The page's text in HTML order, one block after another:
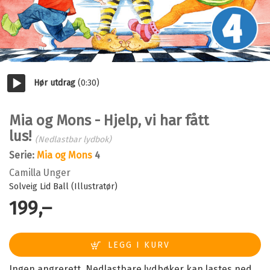
Hør utdrag (0:30)
Mia og Mons - Hjelp, vi har fått
lus! (Nedlastbar lydbok)
Serie: Mia og Mons 4
Camilla Unger
Solveig Lid Ball (Illustratør)
199,–